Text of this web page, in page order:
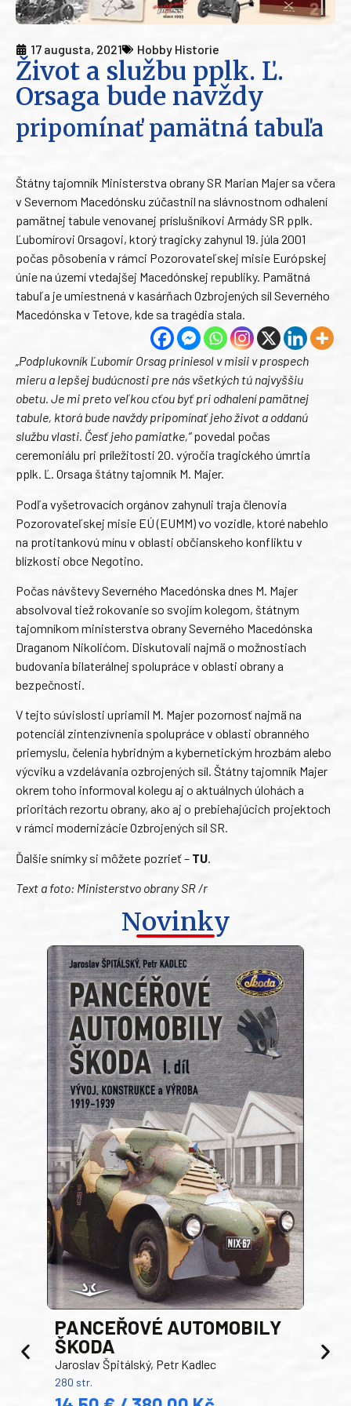
17 augusta, 2021 Hobby Historie
Život a službu pplk. Ľ.
Orsaga bude navždy
pripomínať pamätná tabuľa
Štátny tajomník Ministerstva obrany SR Marian Majer sa včera
v Severnom Macedónsku zúčastnil na slávnostnom odhalení
pamätnej tabule venovanej príslušníkovi Armády SR pplk.
Ľubomírovi Orsagovi, ktorý tragicky zahynul 19. júla 2001
počas pôsobenia v rámci Pozorovateľskej misie Európskej
únie na území vtedajšej Macedónskej republiky. Pamätná
tabuľa je umiestnená v kasárňach Ozbrojených síl Severného
Macedónska v Tetove, kde sa tragédia stala.
„Podplukovník Ľubomír Orsag priniesol v misii v prospech
mieru a lepšej budúcnosti pre nás všetkých tú najvyššiu
obetu. Je mi preto veľkou cťou byť pri odhalení pamätnej
tabule, ktorá bude navždy pripomínať jeho život a oddanú
službu vlasti. Česť jeho pamiatke,“povedal počas
ceremoniálu pri príležitosti 20. výročia tragického úmrtia
pplk. Ľ. Orsaga štátny tajomník M. Majer.
Podľa vyšetrovacích orgánov zahynuli traja členovia
Pozorovateľskej misie EÚ (EUMM) vo vozidle, ktoré nabehlo
na protitankovú mínu v oblasti občianskeho konfliktu v
blízkosti obce Negotino.
Počas návštevy Severného Macedónska dnes M. Majer
absolvoval tiež rokovanie so svojím kolegom, štátnym
tajomníkom ministerstva obrany Severného Macedónska
Draganom Nikolićom. Diskutovali najmä o možnostiach
budovania bilaterálnej spolupráce v oblasti obrany a
bezpečnosti.
V tejto súvislosti upriamil M. Majer pozornosť najmä na
potenciál zintenzívnenia spolupráce v oblasti obranného
priemyslu, čelenia hybridným a kybernetickým hrozbám alebo
výcviku a vzdelávania ozbrojených síl. Štátny tajomník Majer
okrem toho informoval kolegu aj o aktuálnych úlohách a
prioritách rezortu obrany, ako aj o prebiehajúcich projektoch
v rámci modernizácie Ozbrojených síl SR.
Ďalšie snímky si môžete pozrieť – TU.
Text a foto: Ministerstvo obrany SR /r
Novinky
PANCEŘOVÉ AUTOMOBILY
ŠKODA
Jaroslav Špitálský, Petr Kadlec
280 str.